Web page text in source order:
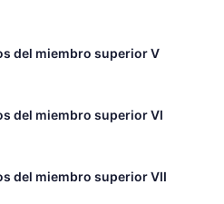
del miembro superior V
del miembro superior VI
del miembro superior VII